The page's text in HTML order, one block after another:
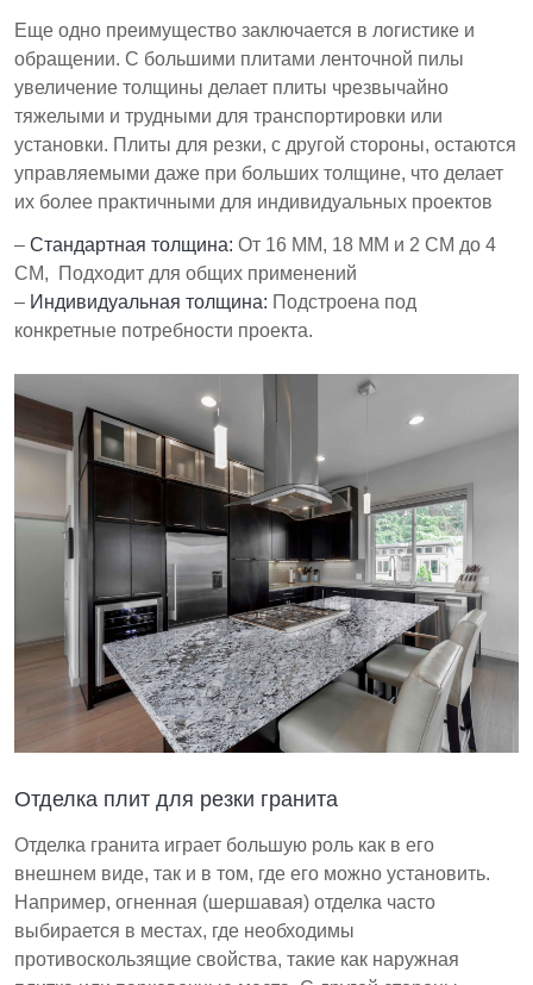
Еще одно преимущество заключается в логистике и
обращении. С большими плитами ленточной пилы
увеличение толщины делает плиты чрезвычайно
тяжелыми и трудными для транспортировки или
установки. Плиты для резки, с другой стороны, остаются
управляемыми даже при больших толщине, что делает
их более практичными для индивидуальных проектов
– Стандартная толщина: От 16 ММ, 18 ММ и 2 СМ до 4
СМ, Подходит для общих применений
– Индивидуальная толщина: Подстроена под
конкретные потребности проекта.
Отделка плит для резки гранита
Отделка гранита играет большую роль как в его
внешнем виде, так и в том, где его можно установить.
Например, огненная (шершавая) отделка часто
выбирается в местах, где необходимы
противоскользящие свойства, такие как наружная